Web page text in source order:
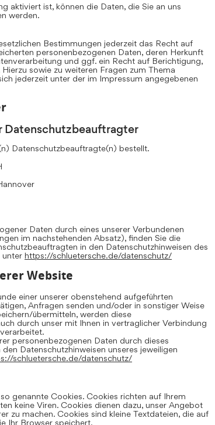
aktiviert ist, können die Daten, die Sie an uns
werden.
Bestimmungen jederzeit das Recht auf
personenbezogenen Daten, deren Herkunft
und ggf. ein Recht auf Berichtigung,
sowie zu weiteren Fragen zum Thema
jederzeit unter der im Impressum angegebenen
Datenschutzbeauftragter
Datenschutzbeauftragte(n) bestellt.
Daten durch eines unserer Verbundenen
im nachstehenden Absatz), finden Sie die
in den Datenschutzhinweisen des
unter https://schluetersche.de/datenschutz/
Website
einer unserer obenstehend aufgeführten
Anfragen senden und/oder in sonstiger Weise
übermitteln, werden diese
durch unser mit Ihnen in vertraglicher Verbindung
personenbezogenen Daten durch dieses
Datenschutzhinweisen unseres jeweiligen
schluetersche.de/datenschutz/
genannte Cookies. Cookies richten auf Ihrem
keine Viren. Cookies dienen dazu, unser Angebot
zu machen. Cookies sind kleine Textdateien, die auf
Ihr Browser speichert.